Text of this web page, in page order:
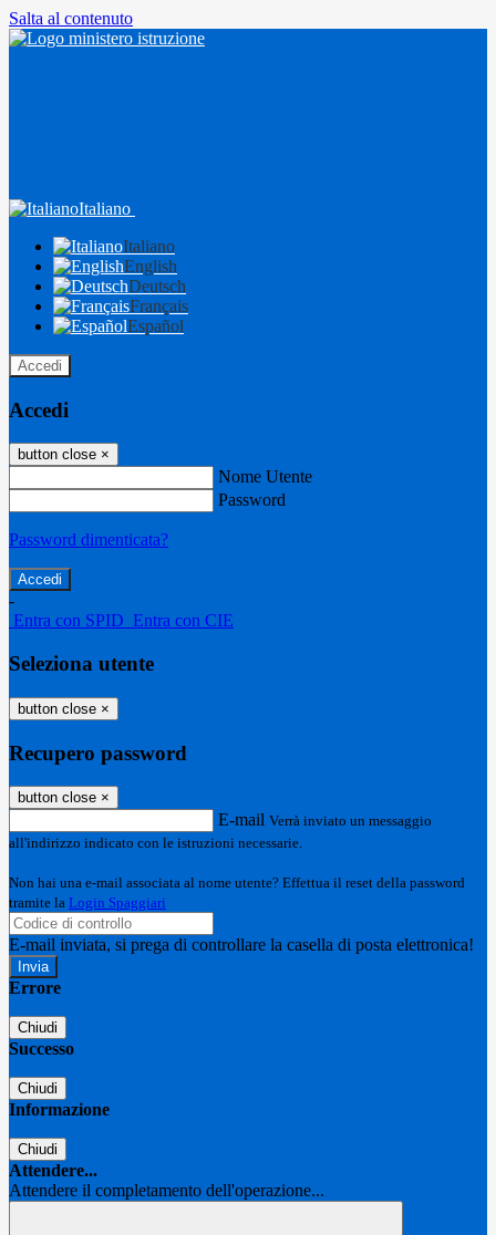
Salta al contenuto
Italiano
Italiano
English
Deutsch
Français
Español
Accedi
Accedi
button close ×
Nome Utente
Password
Password dimenticata?
-
Entra con SPID Entra con CIE
Seleziona utente
button close ×
Recupero password
button close ×
E-mail Verrà inviato un messaggio
all'indirizzo indicato con le istruzioni necessarie.
Non hai una e-mail associata al nome utente? Effettua il reset della password
tramite la Login Spaggiari
E-mail inviata, si prega di controllare la casella di posta elettronica!
Errore
Chiudi
Successo
Chiudi
Informazione
Chiudi
Attendere...
Attendere il completamento dell'operazione...